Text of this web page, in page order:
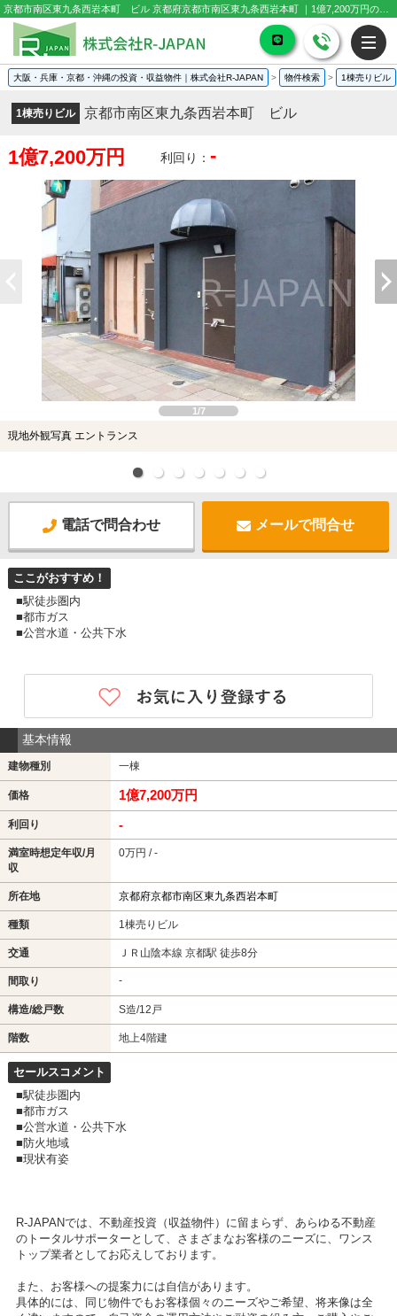
大阪・兵庫・京都・沖縄の投資・収益物件｜株式会社R-JAPAN > 物件検索 > 1棟売りビル
1棟売りビル 京都市南区東九条西岩本町 ビル
1億7,200万円 利回り： -
1/7
現地外観写真 エントランス
電話で問合わせ メールで問合せ
ここがおすすめ！
■駅徒歩圏内
■都市ガス
■公営水道・公共下水
基本情報
建物種別 一棟
価格 1億7,200万円
利回り -
満室時想定年収/月
収
0万円 / -
所在地 京都府京都市南区東九条西岩本町
種類 1棟売りビル
交通 ＪＲ山陰本線 京都駅 徒歩8分
間取り -
構造/総戸数 S造/12戸
階数 地上4階建
セールスコメント
■駅徒歩圏内
■都市ガス
■公営水道・公共下水
■防火地域
■現状有姿
R-JAPANでは、不動産投資（収益物件）に留まらず、あらゆる不動産
のトータルサポーターとして、さまざまなお客様のニーズに、ワンス
トップ業者としてお応えしております。
また、お客様への提案力には自信があります。
具体的には、同じ物件でもお客様個々のニーズやご希望、将来像は全